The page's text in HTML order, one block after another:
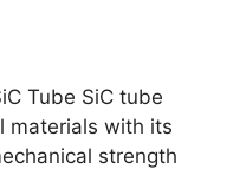
Tube SiC tube
materials with its
strength